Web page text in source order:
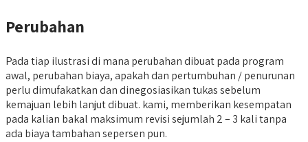
Perubahan
Pada tiap ilustrasi di mana perubahan dibuat pada program
awal, perubahan biaya, apakah dan pertumbuhan / penurunan
perlu dimufakatkan dan dinegosiasikan tukas sebelum
kemajuan lebih lanjut dibuat. kami, memberikan kesempatan
pada kalian bakal maksimum revisi sejumlah 2 – 3 kali tanpa
ada biaya tambahan sepersen pun.